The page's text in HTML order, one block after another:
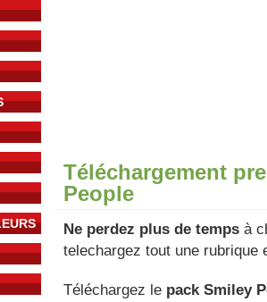
Téléchargement
People
Ne perdez plus de temps à
telechargez tout une rubrique
Téléchargez le pack Smiley